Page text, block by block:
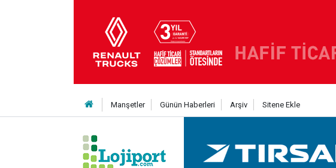
Manşetler Günün Haberleri Arşiv Sitene Ekle